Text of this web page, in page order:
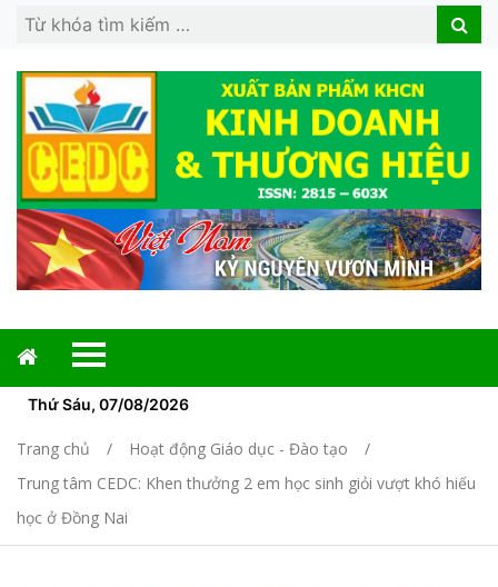
Search
Search
Thứ Sáu, 07/08/2026
Trang chủ
Hoạt động Giáo dục - Đào tạo
Trung tâm CEDC: Khen thưởng 2 em học sinh giỏi vượt khó hiếu
học ở Đồng Nai